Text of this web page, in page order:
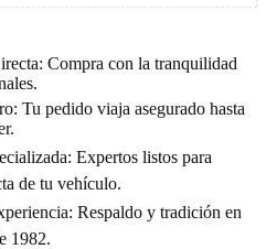
Compra con la tranquilidad
Tu pedido viaja asegurado hasta
Expertos listos para
de tu vehículo.
Respaldo y tradición en
1982.